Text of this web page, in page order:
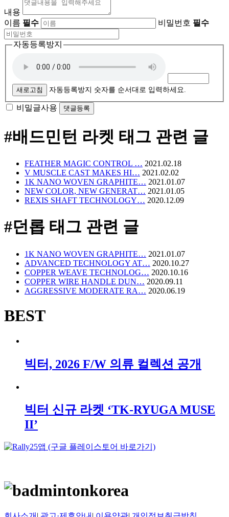
내용
이름 필수 비밀번호 필수
자동등록방지
새로고침 자동등록방지 숫자를 순서대로 입력하세요.
비밀글사용
#배드민턴 라켓 태그 관련 글
FEATHER MAGIC CONTROL … 2021.02.18
V MUSCLE CAST MAKES HI… 2021.02.02
1K NANO WOVEN GRAPHITE… 2021.01.07
NEW COLOR, NEW GENERAT… 2021.01.05
REXIS SHAFT TECHNOLOGY… 2020.12.09
#던롭 태그 관련 글
1K NANO WOVEN GRAPHITE… 2021.01.07
ADVANCED TECHNOLOGY AT… 2020.10.27
COPPER WEAVE TECHNOLOG… 2020.10.16
COPPER WIRE HANDLE DUN… 2020.09.11
AGGRESSIVE MODERATE RA… 2020.06.19
BEST
빅터, 2026 F/W 의류 컬렉션 공개
빅터 신규 라켓 ‘TK-RYUGA MUSE
II’